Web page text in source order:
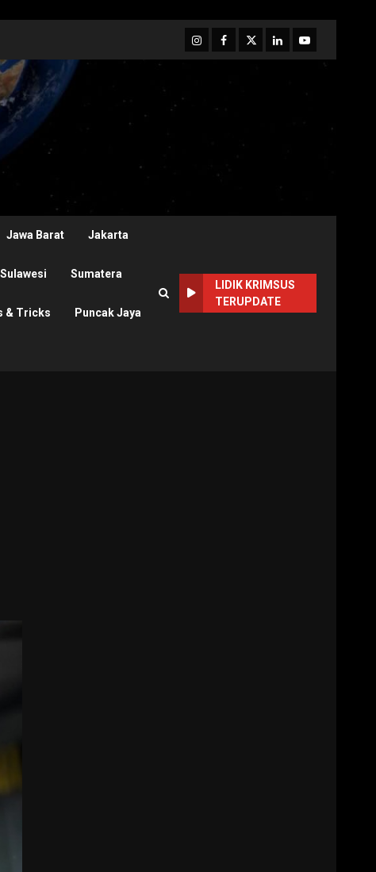
InstagramFacebook
TwitterLinkedinYoutube
Jawa Barat Jakarta
Sulawesi Sumatera
& Tricks Puncak Jaya
LIDIK KRIMSUS
TERUPDATE